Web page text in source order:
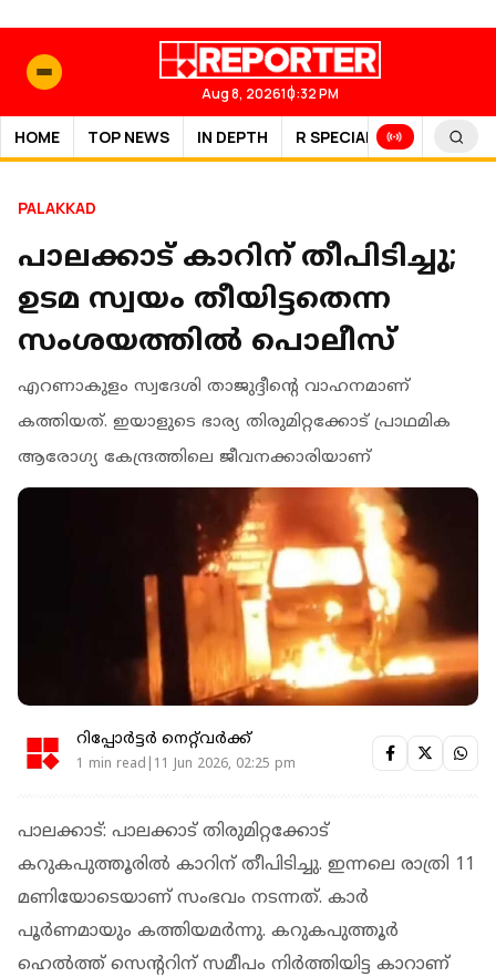
Aug 8, 202610:32 PM
HOME TOP NEWS IN DEPTH R SPECIAL SPORTS
PALAKKAD
പാലക്കാട് കാറിന് തീപിടിച്ചു;
ഉടമ സ്വയം തീയിട്ടതെന്ന
സംശയത്തില്‍ പൊലീസ്
എറണാകുളം സ്വദേശി താജുദ്ദീന്റെ വാഹനമാണ്
കത്തിയത്. ഇയാളുടെ ഭാര്യ തിരുമിറ്റക്കോട് പ്രാഥമിക
ആരോഗ്യ കേന്ദ്രത്തിലെ ജീവനക്കാരിയാണ്
റിപ്പോർട്ടർ നെറ്റ്‌വര്‍ക്ക്‌
1 min read|11 Jun 2026, 02:25 pm
പാലക്കാട്: പാലക്കാട് തിരുമിറ്റക്കോട്
കറുകപുത്തൂരില്‍ കാറിന് തീപിടിച്ചു. ഇന്നലെ രാത്രി 11
മണിയോടെയാണ് സംഭവം നടന്നത്. കാര്‍
പൂര്‍ണമായും കത്തിയമര്‍ന്നു. കറുകപുത്തൂര്‍
ഹെല്‍ത്ത് സെന്ററിന് സമീപം നിര്‍ത്തിയിട്ട കാറാണ്